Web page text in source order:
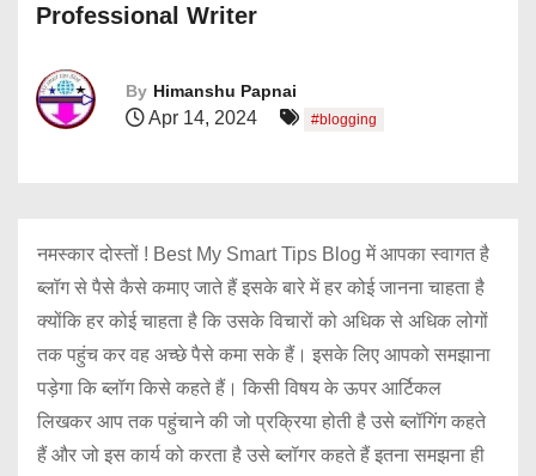
Professional Writer
By Himanshu Papnai
Apr 14, 2024 #blogging
नमस्कार दोस्तों ! Best My Smart Tips Blog में आपका स्वागत है
ब्लॉग से पैसे कैसे कमाए जाते हैं इसके बारे में हर कोई जानना चाहता है
क्योंकि हर कोई चाहता है कि उसके विचारों को अधिक से अधिक लोगों
तक पहुंच कर वह अच्छे पैसे कमा सके हैं। इसके लिए आपको समझाना
पड़ेगा कि ब्लॉग किसे कहते हैं। किसी विषय के ऊपर आर्टिकल
लिखकर आप तक पहुंचाने की जो प्रक्रिया होती है उसे ब्लॉगिंग कहते
हैं और जो इस कार्य को करता है उसे ब्लॉगर कहते हैं इतना समझना ही